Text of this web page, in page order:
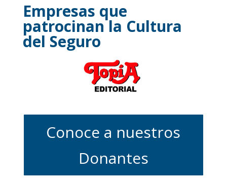
Empresas que
patrocinan la Cultura
del Seguro
Conoce a nuestros
Donantes